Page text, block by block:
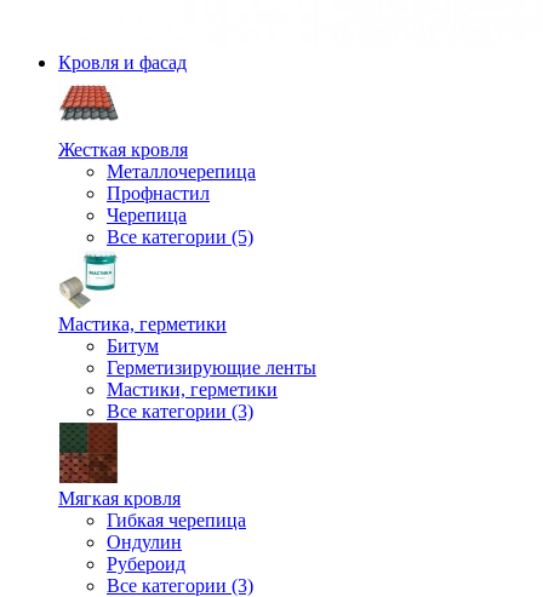
Кровля и фасад
Жесткая кровля
Металлочерепица
Профнастил
Черепица
Все категории (5)
Мастика, герметики
Битум
Герметизирующие ленты
Мастики, герметики
Все категории (3)
Мягкая кровля
Гибкая черепица
Ондулин
Рубероид
Все категории (3)